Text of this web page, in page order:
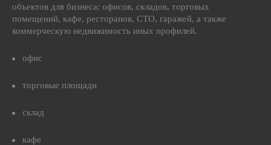
объектов для бизнеса: офисов, складов, торговых
помещений, кафе, ресторанов, СТО, гаражей, а также
коммерческую недвижимость иных профилей.
офис
торговые площади
склад
кафе